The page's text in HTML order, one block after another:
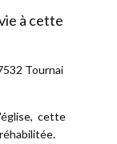
à cette
Tournai
cette